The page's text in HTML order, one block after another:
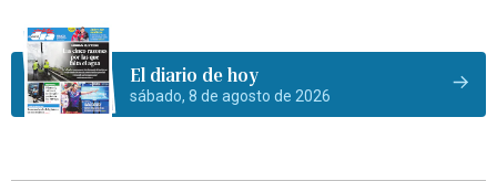
El diario de hoy
sábado, 8 de agosto de 2026